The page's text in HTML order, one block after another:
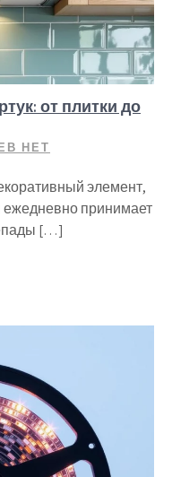
от плитки до
НЕТ
элемент,
ежедневно принимает
[…]